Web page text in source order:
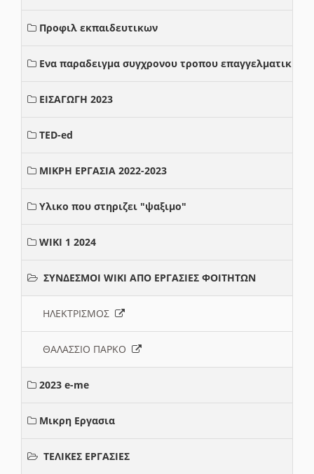
Προφιλ εκπαιδευτικων
Ενα παραδειγμα συγχρονου τροπου επαγγελματικης
ΕΙΣΑΓΩΓΗ 2023
TED-ed
ΜΙΚΡΗ ΕΡΓΑΣΙΑ 2022-2023
Υλικο που στηριζει "ψαξιμο"
WIKI 1 2024
ΣΥΝΔΕΣΜΟΙ WIKI ΑΠΟ ΕΡΓΑΣΙΕΣ ΦΟΙΤΗΤΩΝ
ΗΛΕΚΤΡΙΣΜΟΣ
ΘΑΛΑΣΣΙΟ ΠΑΡΚΟ
2023 e-me
Μικρη Εργασια
ΤΕΛΙΚΕΣ ΕΡΓΑΣΙΕΣ